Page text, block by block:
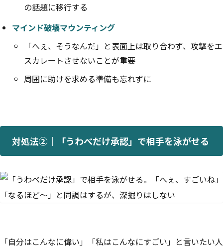
の話題に移行する
マインド破壊マウンティング
「へぇ、そうなんだ」と表面上は取り合わず、攻撃をエ
スカレートさせないことが重要
周囲に助けを求める準備も忘れずに
対処法②｜「うわべだけ承認」で相手を泳がせる
「自分はこんなに偉い」「私はこんなにすごい」と言いたい人